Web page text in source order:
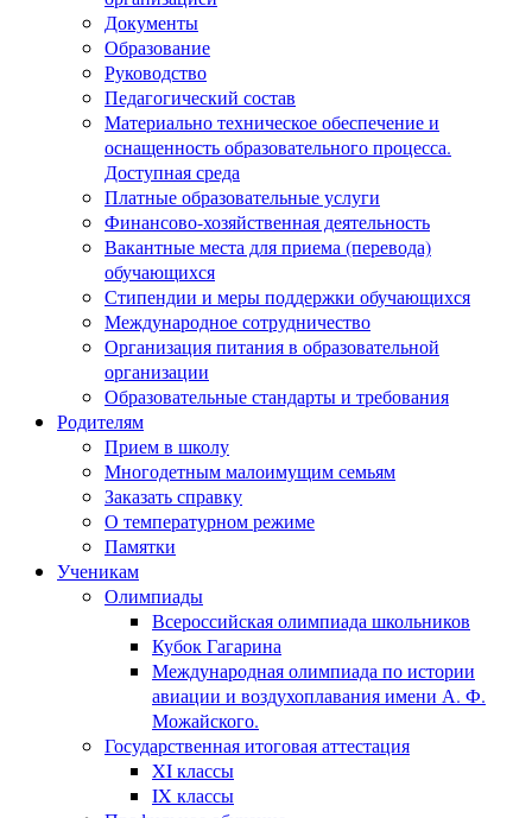
Документы
Образование
Руководство
Педагогический состав
Материально техническое обеспечение и
оснащенность образовательного процесса.
Доступная среда
Платные образовательные услуги
Финансово-хозяйственная деятельность
Вакантные места для приема (перевода)
обучающихся
Стипендии и меры поддержки обучающихся
Международное сотрудничество
Организация питания в образовательной
организации
Образовательные стандарты и требования
Родителям
Прием в школу
Многодетным малоимущим семьям
Заказать справку
О температурном режиме
Памятки
Ученикам
Олимпиады
Всероссийская олимпиада школьников
Кубок Гагарина
Международная олимпиада по истории
авиации и воздухоплавания имени А. Ф.
Можайского.
Государственная итоговая аттестация
XI классы
IX классы